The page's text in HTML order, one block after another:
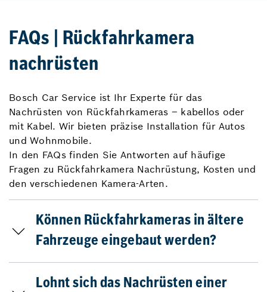
FAQs | Rückfahrkamera
nachrüsten
Bosch Car Service ist Ihr Experte für das
Nachrüsten von Rückfahrkameras – kabellos oder
mit Kabel. Wir bieten präzise Installation für Autos
und Wohnmobile.
In den FAQs finden Sie Antworten auf häufige
Fragen zu Rückfahrkamera Nachrüstung, Kosten und
den verschiedenen Kamera-Arten.
Können Rückfahrkameras in ältere
Fahrzeuge eingebaut werden?
Lohnt sich das Nachrüsten einer